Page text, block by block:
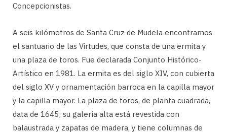
Concepcionistas.
A seis kilómetros de Santa Cruz de Mudela encontramos
el santuario de las Virtudes, que consta de una ermita y
una plaza de toros. Fue declarada Conjunto Histórico-
Artístico en 1981. La ermita es del siglo XIV, con cubierta
del siglo XV y ornamentación barroca en la capilla mayor
y la capilla mayor. La plaza de toros, de planta cuadrada,
data de 1645; su galería alta está revestida con
balaustrada y zapatas de madera, y tiene columnas de